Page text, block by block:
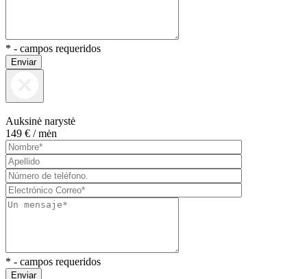
* - campos requeridos
Enviar
Auksinė narystė
149 € / mėn
* - campos requeridos
Enviar